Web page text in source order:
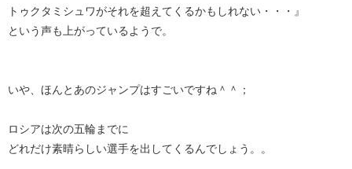
トゥクタミシュワがそれを超えてくるかもしれない・・・』
という声も上がっているようで。
いや、ほんとあのジャンプはすごいですね＾＾；
ロシアは次の五輪までに
どれだけ素晴らしい選手を出してくるんでしょう。。